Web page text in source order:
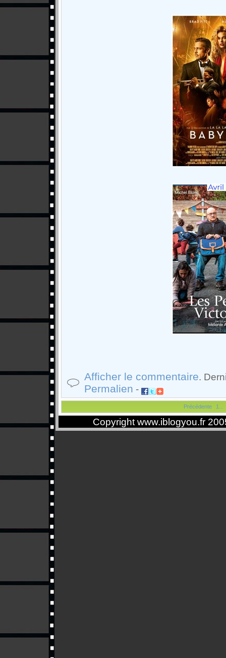
Afficher le commentaire.
Permalien -
Précédente 1...
Copyright www.iblogyou.fr